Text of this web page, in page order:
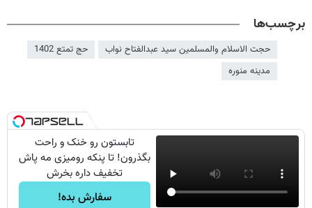
برچسب‌ها
حجت الاسلام والمسلمین سید عبدالفتاح نواب
حج تمتع 1402
مدینه منوره
تابستون رو خنک و راحت
بگذرون! تا پنکه رومیزی مه پاش
تخفیف داره بخرش
سفارش بده!